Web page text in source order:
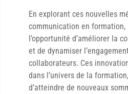
En explorant ces nouvelles
communication en
l’opportunité d’améliorer la
et de dynamiser
collaborateurs. Ces
dans l’univers de la
d’atteindre de nouveaux